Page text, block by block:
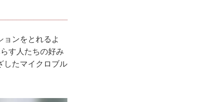
ョンをとれるよ
す人たちの好み
したマイクロブル